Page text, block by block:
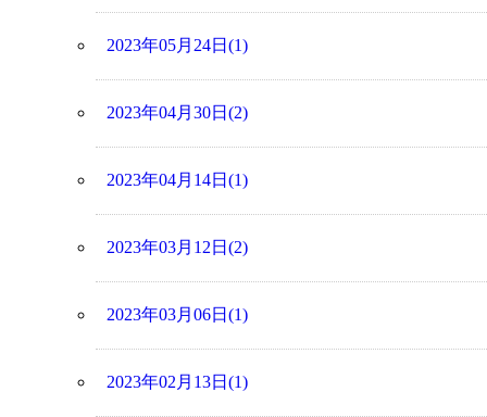
2023年05月24日(1)
2023年04月30日(2)
2023年04月14日(1)
2023年03月12日(2)
2023年03月06日(1)
2023年02月13日(1)